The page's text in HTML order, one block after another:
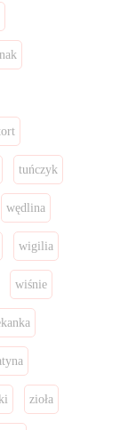
tuńczyk
wędlina
wigilia
wiśnie
zioła